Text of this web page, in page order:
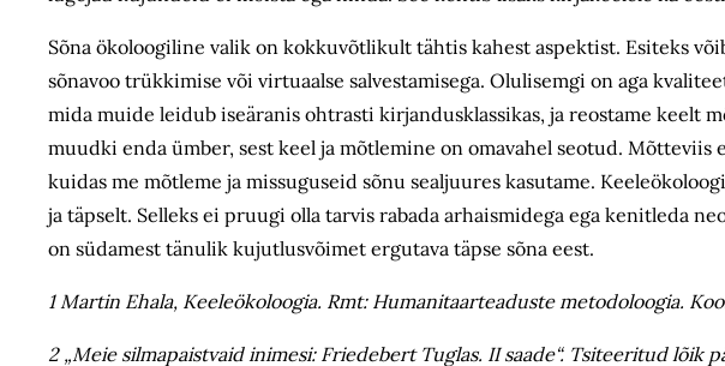
Sõna ökoloogiline valik on kokkuvõtlikult tähtis kahest aspektist. Esiteks
sõnavoo trükkimise või virtuaalse salvestamisega. Olulisemgi on aga
mida muide leidub iseäranis ohtrasti kirjandusklassikas, ja reostame keelt
muudki enda ümber, sest keel ja mõtlemine on omavahel seotud.
kuidas me mõtleme ja missuguseid sõnu sealjuures kasutame.
ja täpselt. Selleks ei pruugi olla tarvis rabada arhaismidega ega kenitleda
on südamest tänulik kujutlusvõimet ergutava täpse sõna eest.
1 Martin Ehala, Keeleökoloogia. Rmt: Humanitaarteaduste metodoloogia.
2 „Meie silmapaistvaid inimesi: Friedebert Tuglas. II saade“. Tsiteeritud lõik